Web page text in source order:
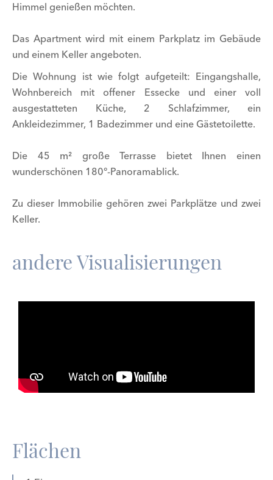
Himmel genießen möchten.
Das Apartment wird mit einem Parkplatz im Gebäude
und einem Keller angeboten.
Die Wohnung ist wie folgt aufgeteilt: Eingangshalle,
Wohnbereich mit offener Essecke und einer voll
ausgestatteten Küche, 2 Schlafzimmer, ein
Ankleidezimmer, 1 Badezimmer und eine Gästetoilette.
Die 45 m² große Terrasse bietet Ihnen einen
wunderschönen 180°-Panoramablick.
Zu dieser Immobilie gehören zwei Parkplätze und zwei
Keller.
andere Visualisierungen
Flächen